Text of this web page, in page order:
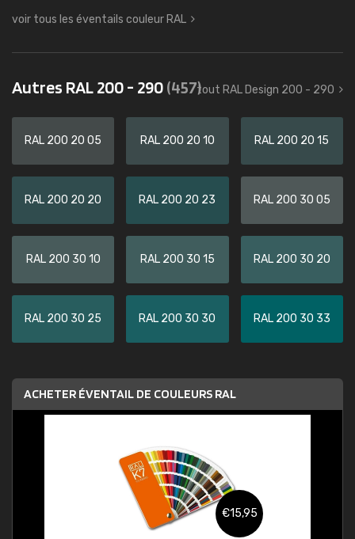
voir tous les éventails couleur RAL
Autres RAL 200 - 290(457)tout RAL Design 200 - 290
RAL 200 20 05 RAL 200 20 10 RAL 200 20 15
RAL 200 20 20 RAL 200 20 23 RAL 200 30 05
RAL 200 30 10 RAL 200 30 15 RAL 200 30 20
RAL 200 30 25 RAL 200 30 30 RAL 200 30 33
ACHETER ÉVENTAIL DE COULEURS RAL
€15,95